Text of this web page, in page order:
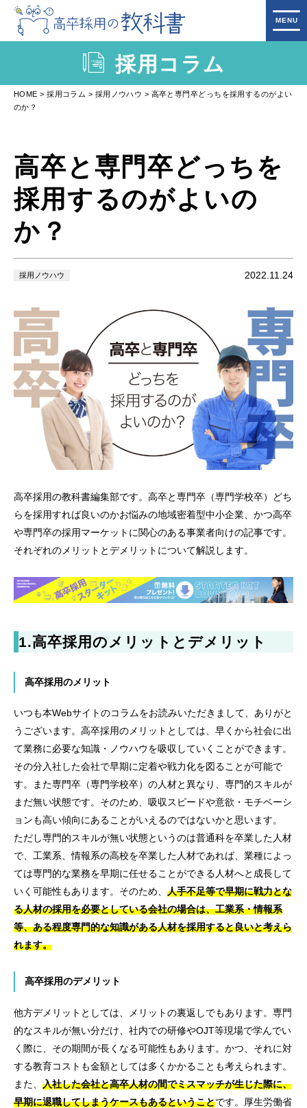
採用コラム
HOME 採用コラム 採用ノウハウ
高卒と専門卒どっちを採用するのがよい
のか？
高卒と専門卒どっちを
採用するのがよいの
か？
採用ノウハウ 2022.11.24
高卒採用の教科書編集部です。高卒と専門卒（専門学校卒）どち
らを採用すれば良いのかお悩みの地域密着型中小企業、かつ高卒
や専門卒の採用マーケットに関心のある事業者向けの記事です。
それぞれのメリットとデメリットについて解説します。
1.高卒採用のメリットとデメリット
高卒採用のメリット
いつも本Webサイトのコラムをお読みいただきまして、ありがと
うございます。高卒採用のメリットとしては、早くから社会に出
て業務に必要な知識・ノウハウを吸収していくことができます。
その分入社した会社で早期に定着や戦力化を図ることが可能で
す。また専門卒（専門学校卒）の人材と異なり、専門的スキルが
まだ無い状態です。そのため、吸収スピードや意欲・モチベーシ
ョンも高い傾向にあることがいえるのではないかと思います。
ただし専門的スキルが無い状態というのは普通科を卒業した人材
で、工業系、情報系の高校を卒業した人材であれば、業種によっ
ては専門的な業務を早期に任せることができる人材へと成長して
いく可能性もあります。そのため、 人手不足等で早期に戦力とな
る人材の採用を必要としている会社の場合は、工業系・情報系
等、ある程度専門的な知識がある人材を採用すると良いと考えら
れます。
高卒採用のデメリット
他方デメリットとしては、メリットの裏返しでもあります。専門
的なスキルが無い分だけ、社内での研修やOJT等現場で学んでい
く際に、その期間が長くなる可能性もあります。かつ、それに対
する教育コストも金額としては多くかかることも考えられます。
また、 入社した会社と高卒人材の間でミスマッチが生じた際に、
早期に退職してしまうケースもあるということです。厚生労働省